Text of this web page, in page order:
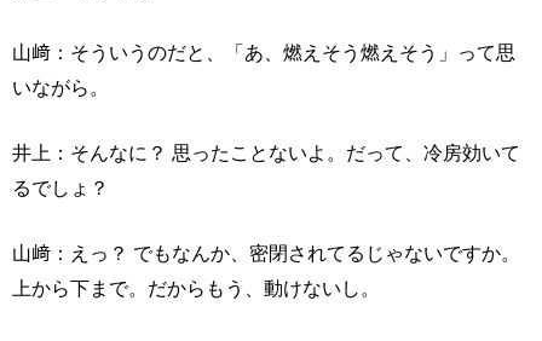
山﨑：そういうのだと、「あ、燃えそう燃えそう」って思
いながら。
井上：そんなに？ 思ったことないよ。だって、冷房効いて
るでしょ？
山﨑：えっ？ でもなんか、密閉されてるじゃないですか。
上から下まで。だからもう、動けないし。